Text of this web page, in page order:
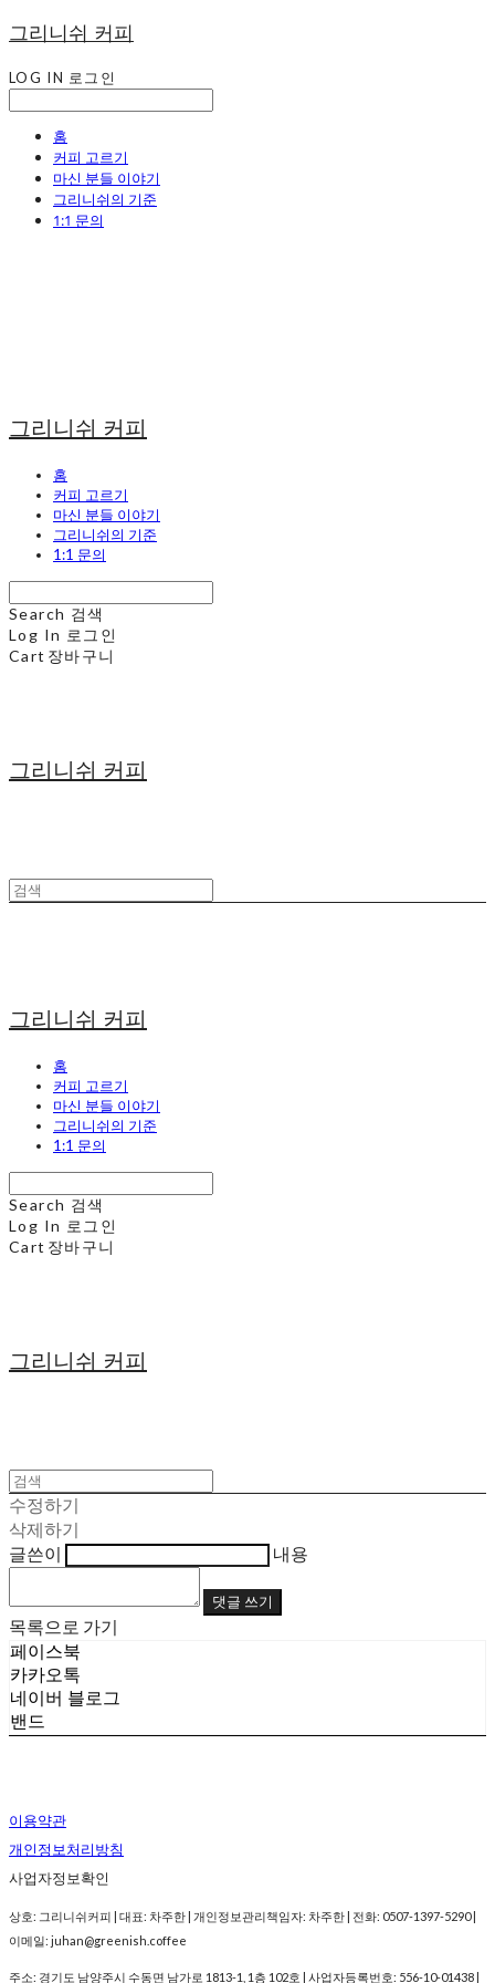
그리니쉬 커피
LOG IN 로그인
홈
커피 고르기
마신 분들 이야기
그리니쉬의 기준
1:1 문의
그리니쉬 커피
홈
커피 고르기
마신 분들 이야기
그리니쉬의 기준
1:1 문의
Search 검색
Log In 로그인
Cart 장바구니
그리니쉬 커피
그리니쉬 커피
홈
커피 고르기
마신 분들 이야기
그리니쉬의 기준
1:1 문의
Search 검색
Log In 로그인
Cart 장바구니
그리니쉬 커피
수정하기
삭제하기
글쓴이
내용
댓글 쓰기
목록으로 가기
페이스북
카카오톡
네이버 블로그
밴드
이용약관
개인정보처리방침
사업자정보확인
상호: 그리니쉬커피 | 대표: 차주한 | 개인정보관리책임자: 차주한 | 전화: 0507-1397-5290 |
이메일: juhan@greenish.coffee
주소: 경기도 남양주시 수동면 남가로 1813-1, 1층 102호 | 사업자등록번호: 556-10-01438 |